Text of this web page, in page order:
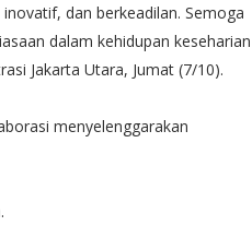
dan berkeadilan. Semoga
dalam kehidupan keseharian
Jakarta Utara, Jumat (7/10).
menyelenggarakan